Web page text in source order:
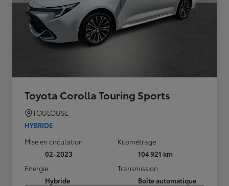
Toyota Corolla Touring Sports
TOULOUSE
HYBRIDE
Mise en circulation
02-2023
Kilométrage
104 921 km
Energie
Hybride
Transmission
Boîte automatique